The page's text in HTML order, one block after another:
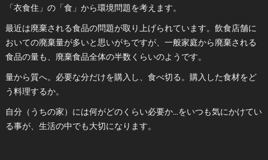
「衣食住」の「食」から環境問題を考えます。
最近は廃棄される食品の問題が取り上げられています。飲食店舗に
おいての廃棄量が多いと思いがちですが、一般家庭から廃棄される
食品の量も、廃棄食品全体の半数くらいのようです。
量から質へ。必要な分だけを購入し、食べ切る。購入した食材をど
う料理するか。
自分（うちの家）には何がどのくらい必要か…をいつも気にかけてい
る事が、生活の中でも大切になります。